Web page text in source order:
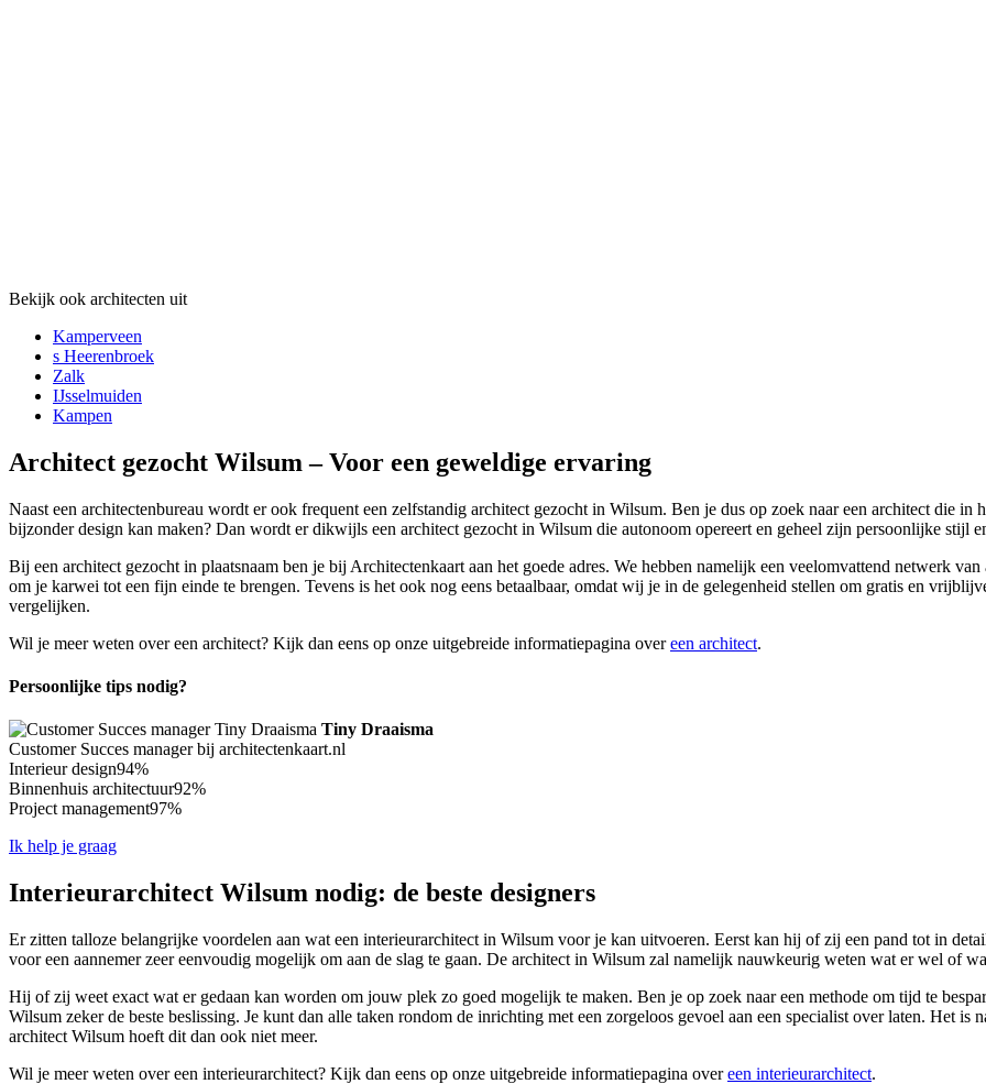
Bekijk ook architecten uit
Kamperveen
s Heerenbroek
Zalk
IJsselmuiden
Kampen
Architect gezocht Wilsum – Voor een geweldige ervaring
Naast een architectenbureau wordt er ook frequent een zelfstandig architect gezocht in Wilsum. Ben je dus op zoek naar een architect die
bijzonder design kan maken? Dan wordt er dikwijls een architect gezocht in Wilsum die autonoom opereert en geheel zijn persoonlijke stijl
Bij een architect gezocht in plaatsnaam ben je bij Architectenkaart aan het goede adres. We hebben namelijk een veelomvattend netwerk
om je karwei tot een fijn einde te brengen. Tevens is het ook nog eens betaalbaar, omdat wij je in de gelegenheid stellen om gratis en
vergelijken.
Wil je meer weten over een architect? Kijk dan eens op onze uitgebreide informatiepagina overeen architect.
Persoonlijke tips nodig?
Tiny Draaisma
Customer Succes manager bij architectenkaart.nl
Interieur design94%
Binnenhuis architectuur92%
Project management97%
Ik help je graag
Interieurarchitect Wilsum nodig: de beste designers
Er zitten talloze belangrijke voordelen aan wat een interieurarchitect in Wilsum voor je kan uitvoeren. Eerst kan hij of zij een pand tot in
voor een aannemer zeer eenvoudig mogelijk om aan de slag te gaan. De architect in Wilsum zal namelijk nauwkeurig weten wat er wel of
Hij of zij weet exact wat er gedaan kan worden om jouw plek zo goed mogelijk te maken. Ben je op zoek naar een methode om tijd te
Wilsum zeker de beste beslissing. Je kunt dan alle taken rondom de inrichting met een zorgeloos gevoel aan een specialist over laten. Het
architect Wilsum hoeft dit dan ook niet meer.
Wil je meer weten over een interieurarchitect? Kijk dan eens op onze uitgebreide informatiepagina overeen interieurarchitect.